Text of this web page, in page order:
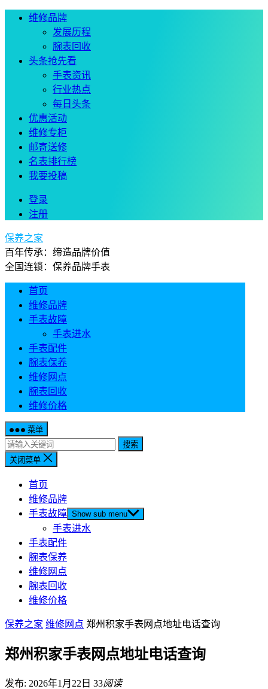
维修品牌
发展历程
腕表回收
头条抢先看
手表资讯
行业热点
每日头条
优惠活动
维修专柜
邮寄送修
名表排行榜
我要投稿
登录
注册
保养之家
百年传承：缔造品牌价值
全国连锁：保养品牌手表
首页
维修品牌
手表故障
手表进水
手表配件
腕表保养
维修网点
腕表回收
维修价格
菜单
搜索
关闭菜单
首页
维修品牌
手表故障 Show sub menu
手表进水
手表配件
腕表保养
维修网点
腕表回收
维修价格
保养之家 维修网点 郑州积家手表网点地址电话查询
郑州积家手表网点地址电话查询
发布: 2026年1月22日 33阅读